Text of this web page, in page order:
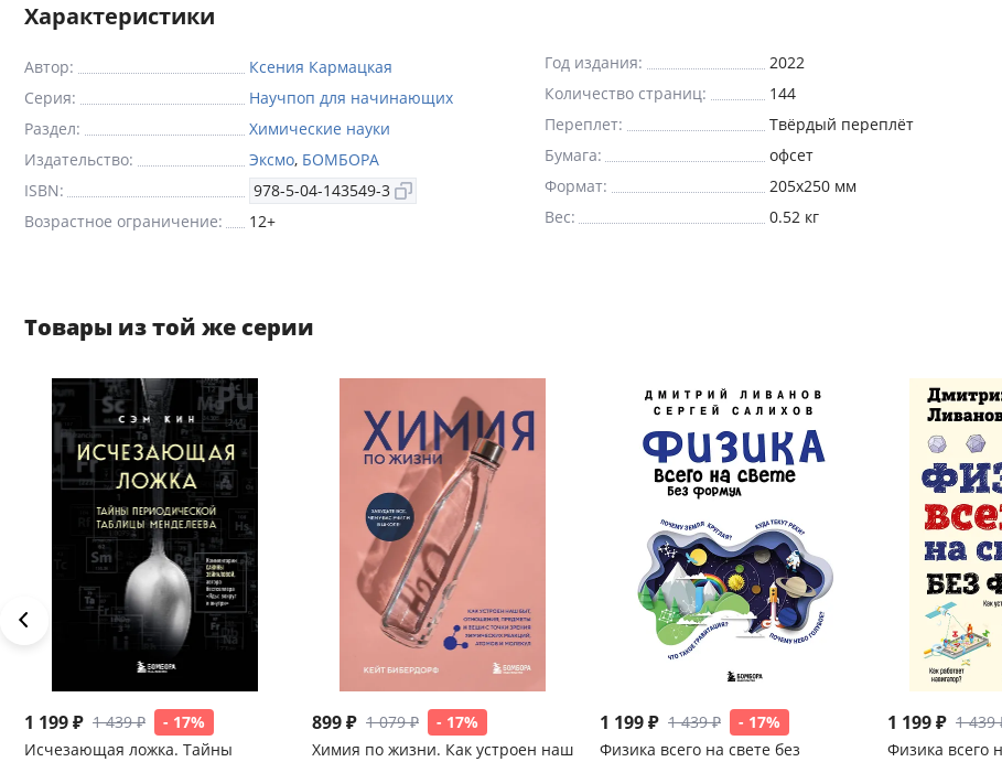
Характеристики
Автор:
Ксения Кармацкая
Серия:
Научпоп для начинающих
Раздел:
Химические науки
Издательство:
Эксмо, БОМБОРА
ISBN:
978-5-04-143549-3
Возрастное ограничение:
12+
Год издания:
2022
Количество страниц:
144
Переплет:
Твёрдый переплёт
Бумага:
офсет
Формат:
205x250 мм
Вес:
0.52 кг
Товары из той же серии
1 199 ₽ 1 439 ₽
- 17%
Исчезающая ложка. Тайны
899 ₽ 1 079 ₽
- 17%
Химия по жизни. Как устроен наш
1 199 ₽ 1 439 ₽
- 17%
Физика всего на свете без
1 199 ₽ 1 439
Физика всего